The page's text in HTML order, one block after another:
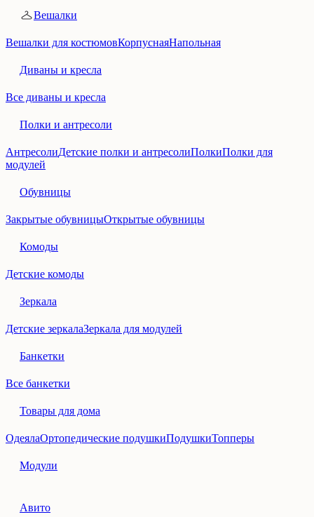
Вешалки
Вешалки для костюмовКорпуснаяНапольная
Диваны и кресла
Все диваны и кресла
Полки и антресоли
АнтресолиДетские полки и антресолиПолкиПолки для
модулей
Обувницы
Закрытые обувницыОткрытые обувницы
Комоды
Детские комоды
Зеркала
Детские зеркалаЗеркала для модулей
Банкетки
Все банкетки
Товары для дома
ОдеялаОртопедические подушкиПодушкиТопперы
Модули
Авито